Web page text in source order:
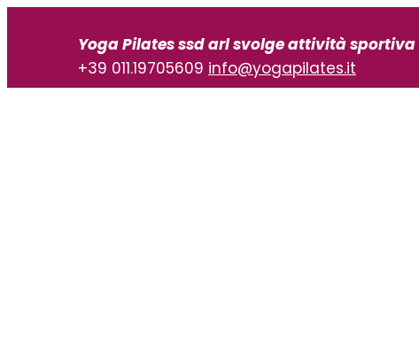
contenuto
Yoga Pilates ssd arl svolge attività sportiva
+39 011.19705609 info@yogapilates.it